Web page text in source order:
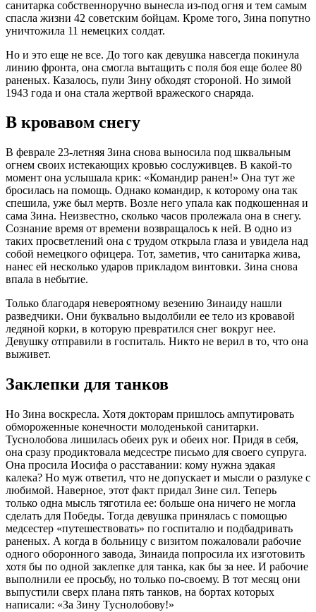
санитарка собственноручно вынесла из-под огня и тем самым
спасла жизни 42 советским бойцам. Кроме того, Зина попутно
уничтожила 11 немецких солдат.
Но и это еще не все. До того как девушка навсегда покинула
линию фронта, она смогла вытащить с поля боя еще более 80
раненых. Казалось, пули Зину обходят стороной. Но зимой
1943 года и она стала жертвой вражеского снаряда.
В кровавом снегу
В феврале 23-летняя Зина снова выносила под шквальным
огнем своих истекающих кровью сослуживцев. В какой-то
момент она услышала крик: «Командир ранен!» Она тут же
бросилась на помощь. Однако командир, к которому она так
спешила, уже был мертв. Возле него упала как подкошенная и
сама Зина. Неизвестно, сколько часов пролежала она в снегу.
Сознание время от времени возвращалось к ней. В одно из
таких просветлений она с трудом открыла глаза и увидела над
собой немецкого офицера. Тот, заметив, что санитарка жива,
нанес ей несколько ударов прикладом винтовки. Зина снова
впала в небытие.
Только благодаря невероятному везению Зинаиду нашли
разведчики. Они буквально выдолбили ее тело из кровавой
ледяной корки, в которую превратился снег вокруг нее.
Девушку отправили в госпиталь. Никто не верил в то, что она
выживет.
Заклепки для танков
Но Зина воскресла. Хотя докторам пришлось ампутировать
обмороженные конечности молоденькой санитарки.
Туснолобова лишилась обеих рук и обеих ног. Придя в себя,
она сразу продиктовала медсестре письмо для своего супруга.
Она просила Иосифа о расставании: кому нужна эдакая
калека? Но муж ответил, что не допускает и мысли о разлуке с
любимой. Наверное, этот факт придал Зине сил. Теперь
только одна мысль тяготила ее: больше она ничего не могла
сделать для Победы. Тогда девушка принялась с помощью
медсестер «путешествовать» по госпиталю и подбадривать
раненых. А когда в больницу с визитом пожаловали рабочие
одного оборонного завода, Зинаида попросила их изготовить
хотя бы по одной заклепке для танка, как бы за нее. И рабочие
выполнили ее просьбу, но только по-своему. В тот месяц они
выпустили сверх плана пять танков, на бортах которых
написали: «За Зину Туснолобову!»